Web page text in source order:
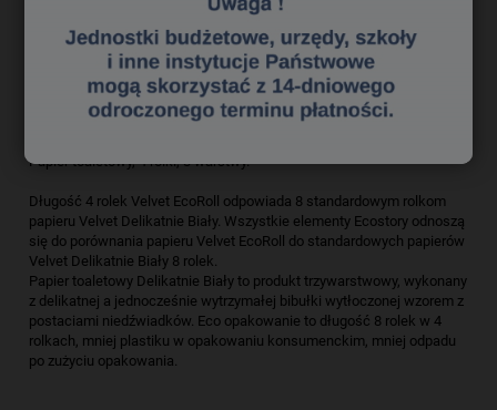
Kod produktu:
pak3810036
poleć znajomemu
Papier toaletowy, 4 rolki, 3 warstwy.
Długość 4 rolek Velvet EcoRoll odpowiada 8 standardowym rolkom
papieru Velvet Delikatnie Biały. Wszystkie elementy Ecostory odnoszą
się do porównania papieru Velvet EcoRoll do standardowych papierów
Velvet Delikatnie Biały 8 rolek.
Papier toaletowy Delikatnie Biały to produkt trzywarstwowy, wykonany
z delikatnej a jednocześnie wytrzymałej bibułki wytłoczonej wzorem z
postaciami niedźwiadków. Eco opakowanie to długość 8 rolek w 4
rolkach, mniej plastiku w opakowaniu konsumenckim, mniej odpadu
po zużyciu opakowania.